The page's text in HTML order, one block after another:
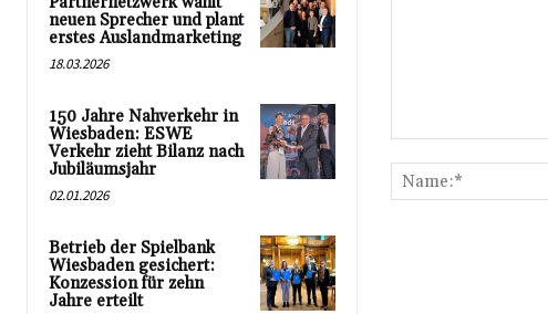
neuen Sprecher und plant
erstes Auslandmarketing
18.03.2026
150 Jahre Nahverkehr in
Wiesbaden: ESWE
Verkehr zieht Bilanz nach
Jubiläumsjahr
02.01.2026
Betrieb der Spielbank
Wiesbaden gesichert:
Konzession für zehn
Jahre erteilt